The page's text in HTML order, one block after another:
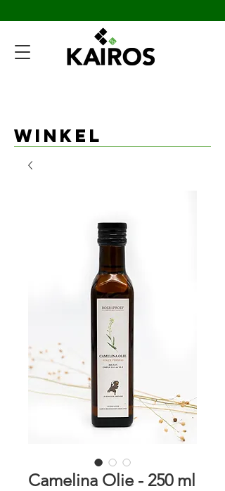
Winkel
Camelina Olie - 250 ml